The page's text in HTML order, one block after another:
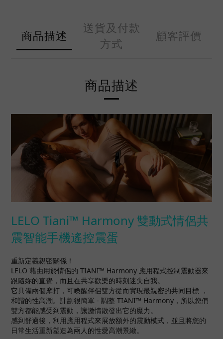
商品描述
送貨及付款
方式
顧客評價
商品描述
LELO Tiani™ Harmony 雙動式情侶共
震智能手機遙控震蛋
重新定義親密關係！
LELO 藉由用於情侶的 TIANI™ Harmony 應用程式控制震動器來
跟隨妳的直覺，而且在共享歡樂的時刻迷失自我。
它具備兩個摩打，可喚醒伴侶雙方從而實現最親密的共同目標 ，
和諧的性高潮。計劃很簡單 - 調整 TIANI™ Harmony，所以您們
雙方都能感受到震動，讓激情散發出它的魔力。
感到舒適後，利用應用程式來展放額外的震動模式，並且將您的
日常生活重新塑造為兩人的性愛高潮景緻。